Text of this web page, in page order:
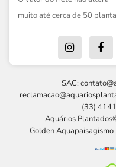
muito até cerca de 50
SAC:
(33)
Aquários
Golden